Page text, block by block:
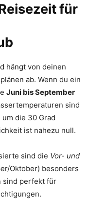
für
hängt von deinen
ab. Wenn du ein
Juni bis September
sind
die 30 Grad
ist nahezu null.
sind die Vor- und
Oktober) besonders
sind perfekt für